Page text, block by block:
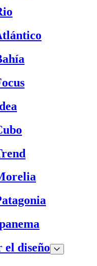
el diseño